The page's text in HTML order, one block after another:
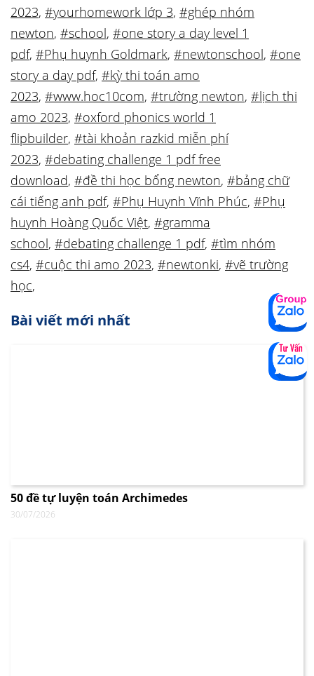
2023, #yourhomework lớp 3, #ghép nhóm
newton, #school, #one story a day level 1
pdf, #Phụ huynh Goldmark, #newtonschool, #one
story a day pdf, #kỳ thi toán amo
2023, #www.hoc10com, #trường newton, #lịch thi
amo 2023, #oxford phonics world 1
flipbuilder, #tài khoản razkid miễn phí
2023, #debating challenge 1 pdf free
download, #đề thi học bổng newton, #bảng chữ
cái tiếng anh pdf, #Phụ Huynh Vĩnh Phúc, #Phụ
huynh Hoàng Quốc Việt, #gramma
school, #debating challenge 1 pdf, #tìm nhóm
cs4, #cuộc thi amo 2023, #newtonki, #vẽ trường
học,
Bài viết mới nhất
50 đề tự luyện toán Archimedes
30/07/2026